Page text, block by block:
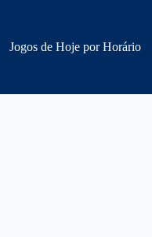
Jogos de Hoje por Horário